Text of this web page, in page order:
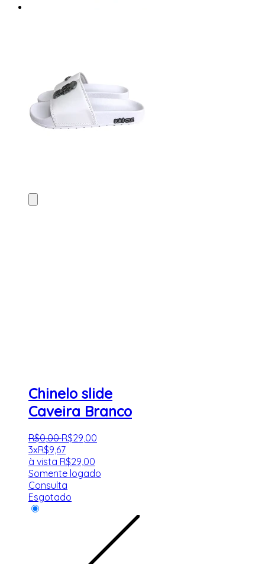
Chinelo slide
Caveira Branco
R$0,00 R$29 00
3xR$9,67
à vista R$29,00
Somente logado
Consulta
Esgotado